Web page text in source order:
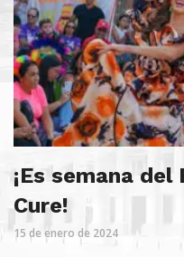
¡Es semana
Cure!
15 de enero de 2024